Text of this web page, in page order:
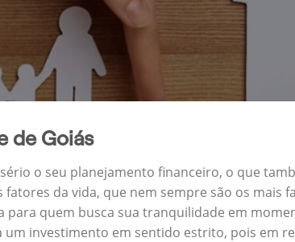
de Goiás
o seu planejamento financeiro, o que
da vida, que nem sempre são os mais
quem busca sua tranquilidade em
um investimento em sentido estrito, pois em